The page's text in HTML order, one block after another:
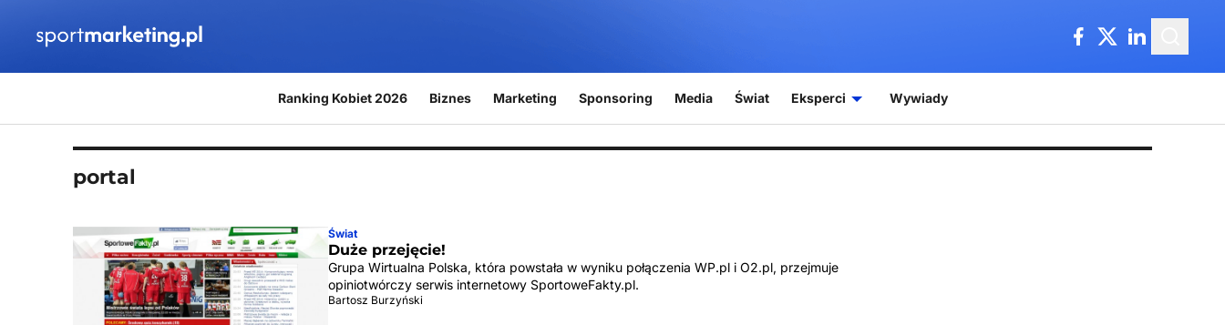
Ranking Kobiet 2026 Biznes Marketing Sponsoring Media Świat Eksperci Wywiady
portal
Świat
Duże przejęcie!
Grupa Wirtualna Polska, która powstała w wyniku połączenia WP.pl i O2.pl, przejmuje
opiniotwórczy serwis internetowy SportoweFakty.pl.
Bartosz Burzyński